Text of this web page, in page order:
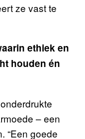
ze vast te
ethiek en
houden én
– een
“Een goede